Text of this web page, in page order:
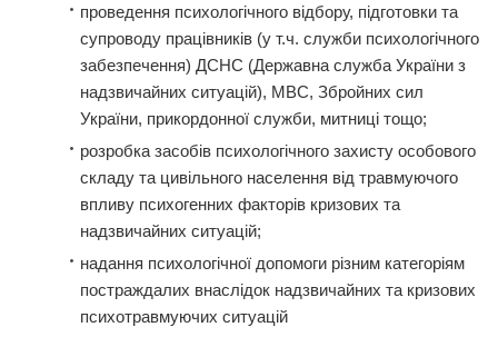
проведення психологічного відбору, підготовки та
супроводу працівників (у т.ч. служби психологічного
забезпечення) ДСНС (Державна служба України з
надзвичайних ситуацій), МВС, Збройних сил
України, прикордонної служби, митниці тощо;
розробка засобів психологічного захисту особового
складу та цивільного населення від травмуючого
впливу психогенних факторів кризових та
надзвичайних ситуацій;
надання психологічної допомоги різним категоріям
постраждалих внаслідок надзвичайних та кризових
психотравмуючих ситуацій